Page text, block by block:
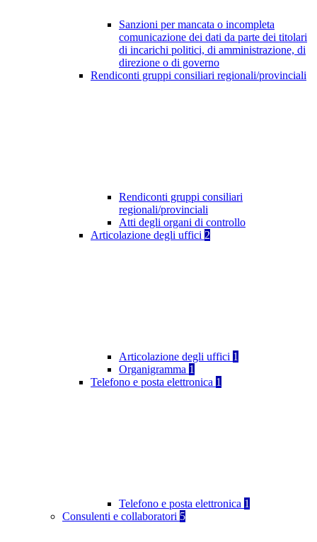
Sanzioni per mancata o incompleta
comunicazione dei dati da parte dei titolari
di incarichi politici, di amministrazione, di
direzione o di governo
Rendiconti gruppi consiliari regionali/provinciali
Rendiconti gruppi consiliari
regionali/provinciali
Atti degli organi di controllo
Articolazione degli uffici 2
Articolazione degli uffici 1
Organigramma 1
Telefono e posta elettronica 1
Telefono e posta elettronica 1
Consulenti e collaboratori 5